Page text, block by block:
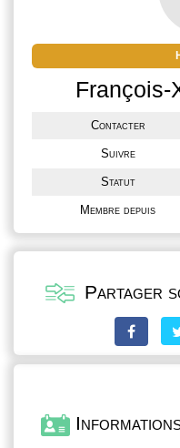
François-
Contacter
Suivre
Statut
Membre depuis
Partager